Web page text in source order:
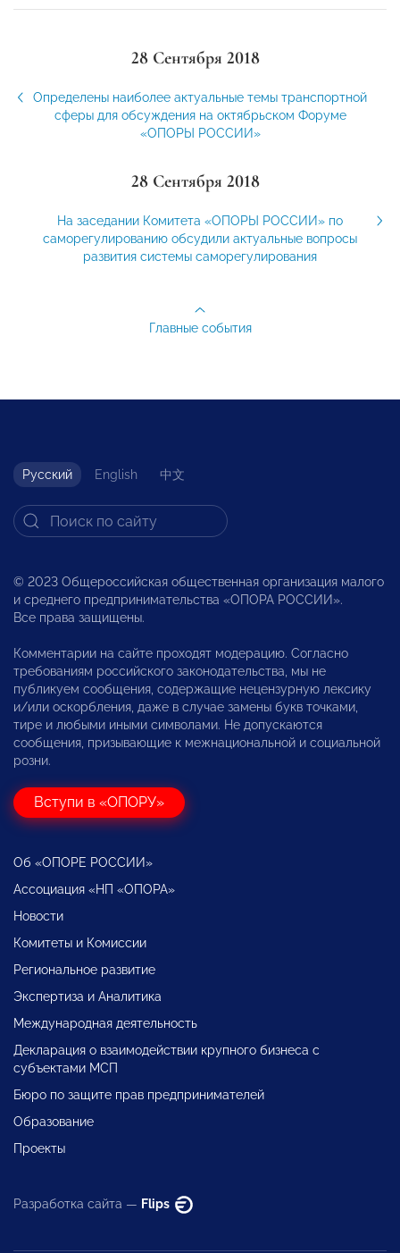
28 Сентября 2018
Определены наиболее актуальные темы транспортной
сферы для обсуждения на октябрьском Форуме
«ОПОРЫ РОССИИ»
28 Сентября 2018
На заседании Комитета «ОПОРЫ РОССИИ» по
саморегулированию обсудили актуальные вопросы
развития системы саморегулирования
Главные события
Русский English 中文
© 2023 Общероссийская общественная организация малого
и среднего предпринимательства «ОПОРА РОССИИ».
Все права защищены.
Комментарии на сайте проходят модерацию. Согласно
требованиям российского законодательства, мы не
публикуем сообщения, содержащие нецензурную лексику
и/или оскорбления, даже в случае замены букв точками,
тире и любыми иными символами. Не допускаются
сообщения, призывающие к межнациональной и социальной
розни.
Вступи в «ОПОРУ»
Об «ОПОРЕ РОССИИ»
Ассоциация «НП «ОПОРА»
Новости
Комитеты и Комиссии
Региональное развитие
Экспертиза и Аналитика
Международная деятельность
Декларация о взаимодействии крупного бизнеса с
субъектами МСП
Бюро по защите прав предпринимателей
Образование
Проекты
Разработка сайта — Flips